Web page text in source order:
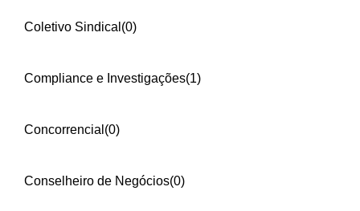
Coletivo Sindical (0)
Compliance e Investigações(1)
Concorrencial (0)
Conselheiro de Negócios(0)